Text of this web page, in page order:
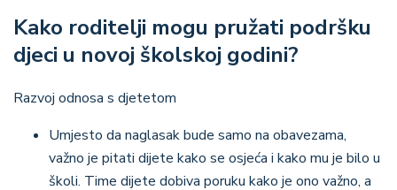
Kako roditelji mogu pružati podršku
djeci u novoj školskoj godini?
Razvoj odnosa s djetetom
Umjesto da naglasak bude samo na obavezama,
važno je pitati dijete kako se osjeća i kako mu je bilo u
školi. Time dijete dobiva poruku kako je ono važno, a